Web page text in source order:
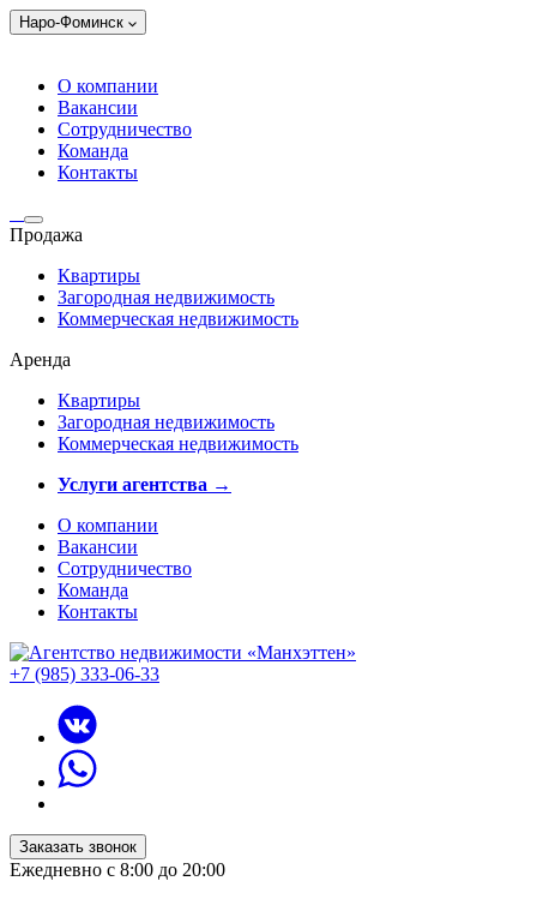
Наро-Фоминск
О компании
Вакансии
Сотрудничество
Команда
Контакты
Продажа
Квартиры
Загородная недвижимость
Коммерческая недвижимость
Аренда
Квартиры
Загородная недвижимость
Коммерческая недвижимость
Услуги агентства →
О компании
Вакансии
Сотрудничество
Команда
Контакты
+7 (985) 333-06-33
Заказать звонок
Ежедневно с 8:00 до 20:00